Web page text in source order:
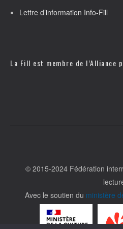
Lettre d’information Info-Fill
La Fill est membre de l’Alliance
© 2015-2024 Fédération
Avec le soutien du ministère